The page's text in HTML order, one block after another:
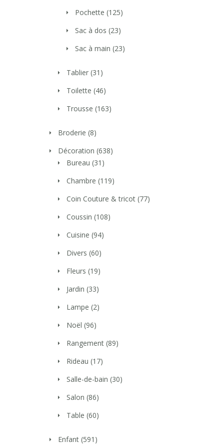
Pochette (125)
Sac à dos (23)
Sac à main (23)
Tablier (31)
Toilette (46)
Trousse (163)
Broderie (8)
Décoration (638)
Bureau (31)
Chambre (119)
Coin Couture & tricot (77)
Coussin (108)
Cuisine (94)
Divers (60)
Fleurs (19)
Jardin (33)
Lampe (2)
Noël (96)
Rangement (89)
Rideau (17)
Salle-de-bain (30)
Salon (86)
Table (60)
Enfant (591)